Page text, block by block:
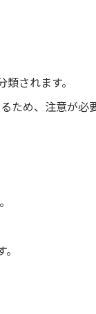
されます。
ため、注意が必